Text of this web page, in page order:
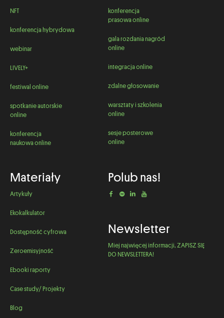
NFT
konferencja hybrydowa
webinar
LIVELY+
festiwal online
spotkanie autorskie
online
konferencja
naukowa online
konferencja
prasowa online
gala rozdania nagród
online
integracja online
zdalne głosowanie
warsztaty i szkolenia
online
sesje posterowe
online
Materiały
Artykuły
Ekokalkulator
Dostępność cyfrowa
Zeroemisyjność
Ebooki raporty
Case study/ Projekty
Blog
Polub nas!
Newsletter
Miej najwięcej informacji, ZAPISZ SIĘ
DO NEWSLETTERA!